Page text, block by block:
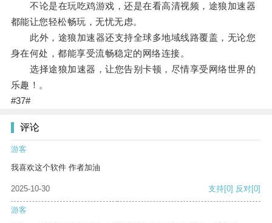
不论是在玩吃鸡游戏，还是在看高清视频，途狼加速器
都能让您轻松畅玩，无忧无虑。
此外，途狼加速器还支持全球多地域线路覆盖，无论您
身在何处，都能享受流畅稳定的网络连接。
选择途狼加速器，让您告别卡顿，尽情享受网络世界的
乐趣！。
#37#
评论
游客
我喜欢这个软件 作者加油
2025-10-30 支持[0] 反对[0]
游客